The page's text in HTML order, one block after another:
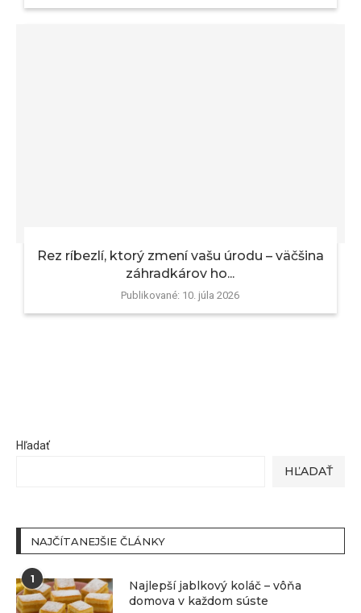
Rez ríbezlí, ktorý zmení vašu úrodu – väčšina
záhradkárov ho...
Publikované: 10. júla 2026
Hľadať
HĽADAŤ
NAJČÍTANEJŠIE ČLÁNKY
1
Najlepší jablkový koláč – vôňa
domova v každom súste